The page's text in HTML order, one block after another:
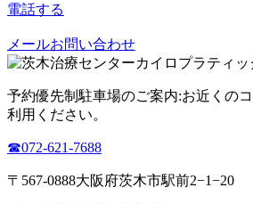
電話する
メールお問い合わせ
予約優先制 駐車場のご案内:お近くの
利用ください。
☎︎072-621-7688
〒567-0888大阪府茨木市駅前2−1−20